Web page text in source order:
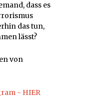
dass es
das tun,
lässt?
von
- HIER